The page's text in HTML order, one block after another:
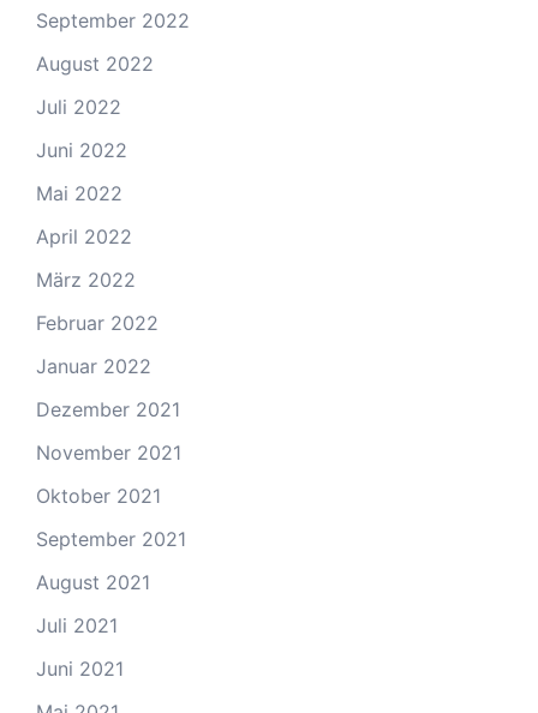
September 2022
August 2022
Juli 2022
Juni 2022
Mai 2022
April 2022
März 2022
Februar 2022
Januar 2022
Dezember 2021
November 2021
Oktober 2021
September 2021
August 2021
Juli 2021
Juni 2021